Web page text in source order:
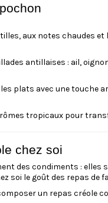
aux notes chaudes
antillaises : ail,
plats avec une touche
tropicaux pour
chez soi
des condiments : elles
soi le goût des repas de
un repas créole